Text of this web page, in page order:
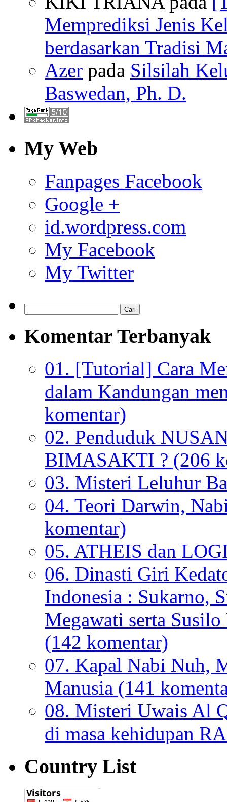
Memprediksi Jenis
berdasarkan Tradisi
Azer pada Silsilah
Baswedan, Ph. D.
My Web
Fanpages Facebook
Google +
id.wordpress.com
My Facebook
My Twitter
Komentar Terbanyak
01. [Tutorial] Cara
dalam Kandungan
komentar)
02. Penduduk
BIMASAKTI ? (206
03. Misteri Leluhur
04. Teori Darwin,
komentar)
05. ATHEIS dan
06. Dinasti Giri
Indonesia : Sukarno,
Megawati serta
(142 komentar)
07. Kapal Nabi Nuh,
Manusia (141
08. Misteri Uwais Al
di masa kehidupan
Country List